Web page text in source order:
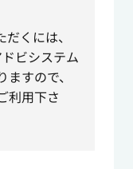
くには、
ビシステム
すので、
利用下さ